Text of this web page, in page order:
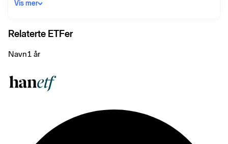
Vis mer
Relaterte ETFer
Navn1 år